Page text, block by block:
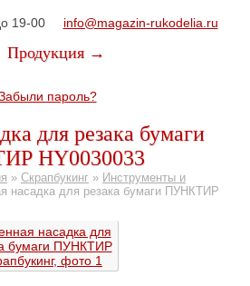
19-00 info@magazin-rukodelia.ru
Продукция →
пароль?
для резака бумаги
HY0030033
» Скрапбукинг » Инструменты и
насадка для резака бумаги ПУНКТИР